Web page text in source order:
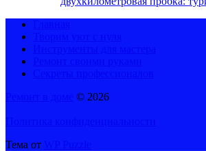
© 2026
Тема от